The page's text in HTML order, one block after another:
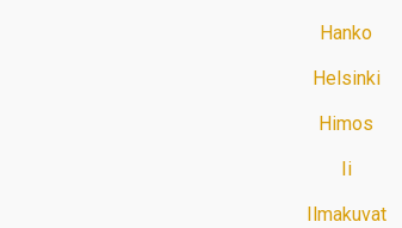
Hanko
Helsinki
Himos
Ii
Ilmakuvat